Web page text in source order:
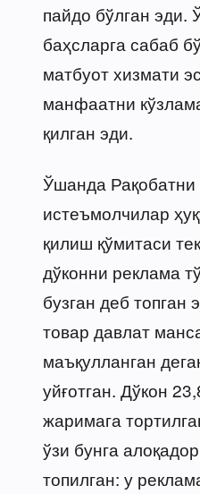
пайдо бўлган эди.
баҳсларга сабаб
матбуот хизмати
манфаатни
қилган эди.
Ўшанда
истеъмолчилар
қилиш қўмитаси
дўконни реклама
бузган деб топган
товар давлат
маъқулланган
уйғотган. Дўкон
жаримага
ўзи бунга
топилган: у